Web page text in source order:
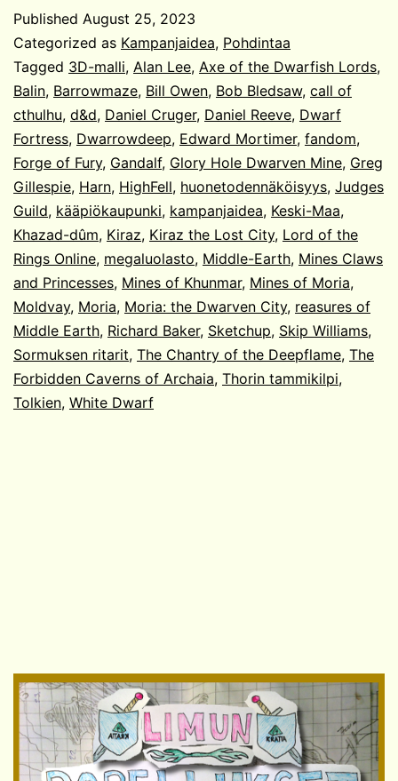
Published August 25, 2023
Categorized as Kampanjaidea, Pohdintaa
Tagged 3D-malli, Alan Lee, Axe of the Dwarfish Lords,
Balin, Barrowmaze, Bill Owen, Bob Bledsaw, call of
cthulhu, d&d, Daniel Cruger, Daniel Reeve, Dwarf
Fortress, Dwarrowdeep, Edward Mortimer, fandom,
Forge of Fury, Gandalf, Glory Hole Dwarven Mine, Greg
Gillespie, Harn, HighFell, huonetodennäköisyys, Judges
Guild, kääpiökaupunki, kampanjaidea, Keski-Maa,
Khazad-dûm, Kiraz, Kiraz the Lost City, Lord of the
Rings Online, megaluolasto, Middle-Earth, Mines Claws
and Princesses, Mines of Khunmar, Mines of Moria,
Moldvay, Moria, Moria: the Dwarven City, reasures of
Middle Earth, Richard Baker, Sketchup, Skip Williams,
Sormuksen ritarit, The Chantry of the Deepflame, The
Forbidden Caverns of Archaia, Thorin tammikilpi,
Tolkien, White Dwarf